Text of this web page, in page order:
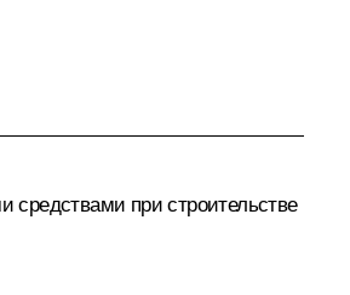
средствами при строительстве